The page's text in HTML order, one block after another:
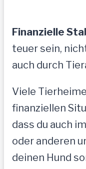
Finanzielle
teuer sein,
auch durch
Viele
finanziellen
dass du auch
oder anderen
deinen Hund